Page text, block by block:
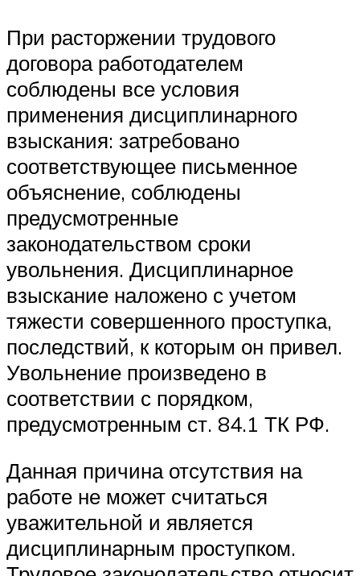
При расторжении трудового
договора работодателем
соблюдены все условия
применения дисциплинарного
взыскания: затребовано
соответствующее письменное
объяснение, соблюдены
предусмотренные
законодательством сроки
увольнения. Дисциплинарное
взыскание наложено с учетом
тяжести совершенного проступка,
последствий, к которым он привел.
Увольнение произведено в
соответствии с порядком,
предусмотренным ст. 84.1 ТК РФ.
Данная причина отсутствия на
работе не может считаться
уважительной и является
дисциплинарным проступком.